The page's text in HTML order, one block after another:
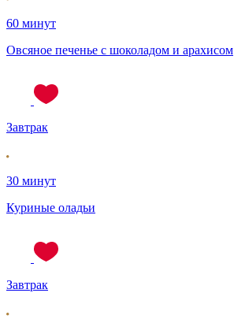
60 минут
Овсяное печенье с шоколадом и арахисом
Завтрак
30 минут
Куриные оладьи
Завтрак